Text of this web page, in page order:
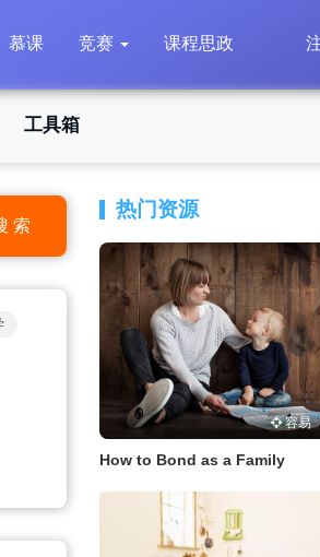
慕课 竞赛 课程思政
工具箱
索
热门资源
容易
How to Bond as a Family